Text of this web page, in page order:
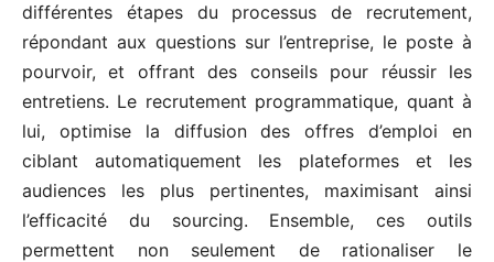
différentes étapes du processus de recrutement,
répondant aux questions sur l’entreprise, le poste à
pourvoir, et offrant des conseils pour réussir les
entretiens. Le recrutement programmatique, quant à
lui, optimise la diffusion des offres d’emploi en
ciblant automatiquement les plateformes et les
audiences les plus pertinentes, maximisant ainsi
l’efficacité du sourcing. Ensemble, ces outils
permettent non seulement de rationaliser le